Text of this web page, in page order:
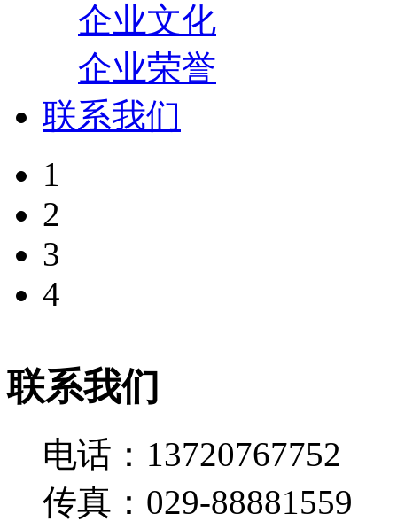
企业文化
企业荣誉
联系我们
1
2
3
4
联系我们
电话：13720767752
传真：029-88881559